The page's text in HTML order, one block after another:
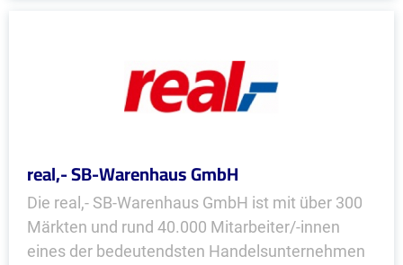
real,- SB-Warenhaus GmbH
Die real,- SB-Warenhaus GmbH ist mit über 300
Märkten und rund 40.000 Mitarbeiter/-innen
eines der bedeutendsten Handelsunternehmen